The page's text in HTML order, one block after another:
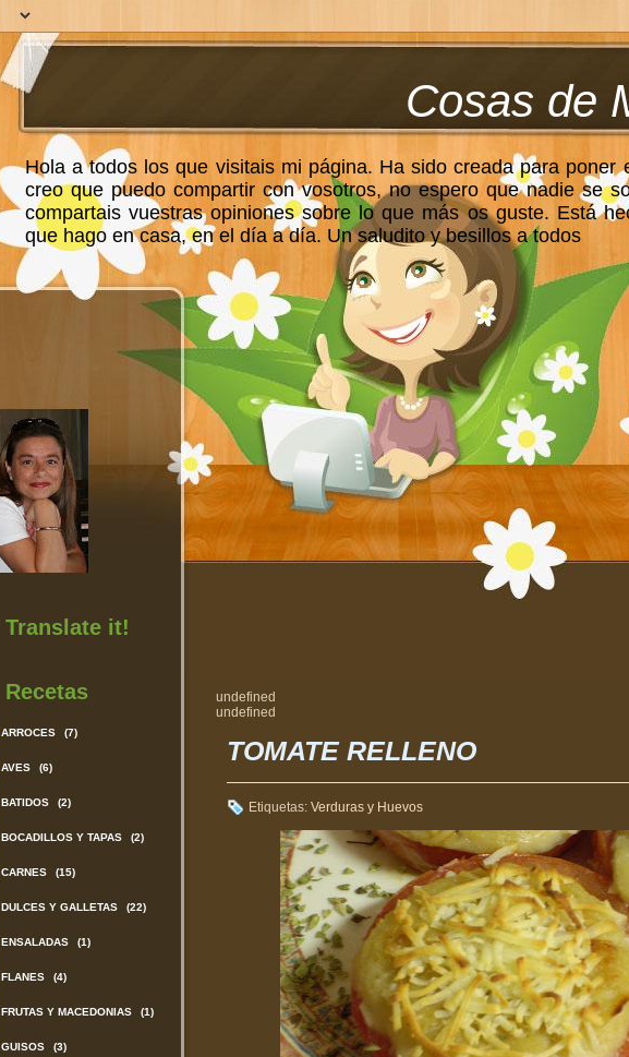
Cosas de
Hola a todos los que visitais mi página. Ha sido creada para poner
creo que puedo compartir con vosotros, no espero que nadie se
compartais vuestras opiniones sobre lo que más os guste. Está
que hago en casa, en el día a día. Un saludito y besillos a todos
Translate it!
Recetas
ARROCES (7)
AVES (6)
BATIDOS (2)
BOCADILLOS Y TAPAS (2)
CARNES (15)
DULCES Y GALLETAS (22)
ENSALADAS (1)
FLANES (4)
FRUTAS Y MACEDONIAS (1)
GUISOS (3)
undefined
undefined
TOMATE RELLENO
Etiquetas: Verduras y Huevos